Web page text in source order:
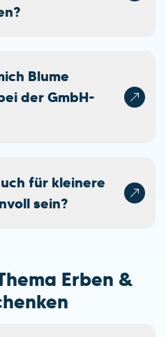
Blume
der GmbH-
für kleinere
sein?
Erben &